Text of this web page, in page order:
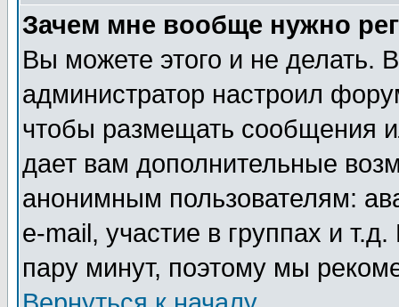
Зачем мне вообще нужно
Вы можете этого и не делать.
администратор настроил
чтобы размещать сообщения
дает вам дополнительные
анонимным пользователям:
e-mail, участие в группах и
пару минут, поэтому мы